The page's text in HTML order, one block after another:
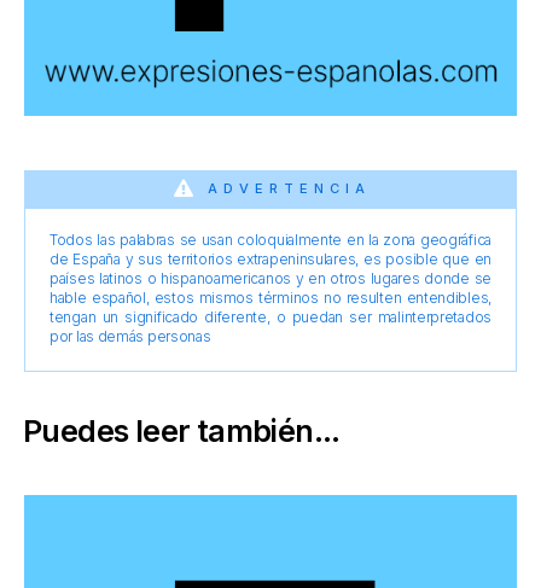
ADVERTENCIA
Todos las palabras se usan coloquialmente en la zona geográfica
de España y sus territorios extrapeninsulares, es posible que en
países latinos o hispanoamericanos y en otros lugares donde se
hable español, estos mismos términos no resulten entendibles,
tengan un significado diferente, o puedan ser malinterpretados
por las demás personas
Puedes leer también...